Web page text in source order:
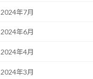
2024年7月
2024年6月
2024年4月
2024年3月